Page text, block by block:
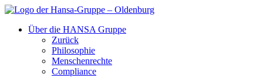
Über die HANSA Gruppe
Zurück
Philosophie
Menschenrechte
Compliance